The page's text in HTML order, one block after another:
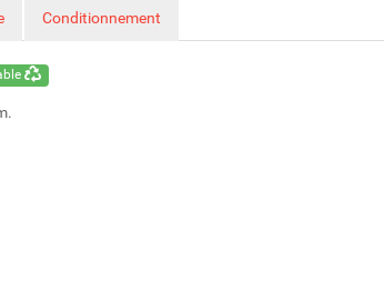
Conditionnement